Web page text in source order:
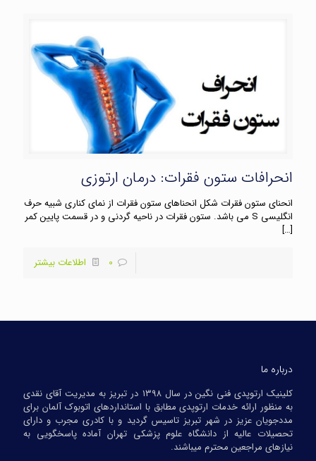
انحرافات ستون فقرات: درمان ارتوزی
انحنای ستون فقرات شکل انحناهای ستون فقرات از نمای کناری شبیه حرف
انگلیسی S می باشد. ستون فقرات در ناحیه گردنی و در قسمت پایین کمر
[…]
0 اطلاعات بیشتر
درباره ما
کلینیک ارتوپدی فنی نگین در سال ۱۳۹۸ در تبریز به مدیریت آقای نقدی
به منظور ارائه خدمات ارتوپدی مطابق با استانداردهای اتوبوک آلمان برای
مددجویان عزیز در شهر تبریز تاسیس گردید و با کادری مجرب و دارای
تحصیلات عالیه از دانشگاه علوم پزشکی تهران آماده پاسخگویی به
نیازهای مراجعین محترم میباشند.